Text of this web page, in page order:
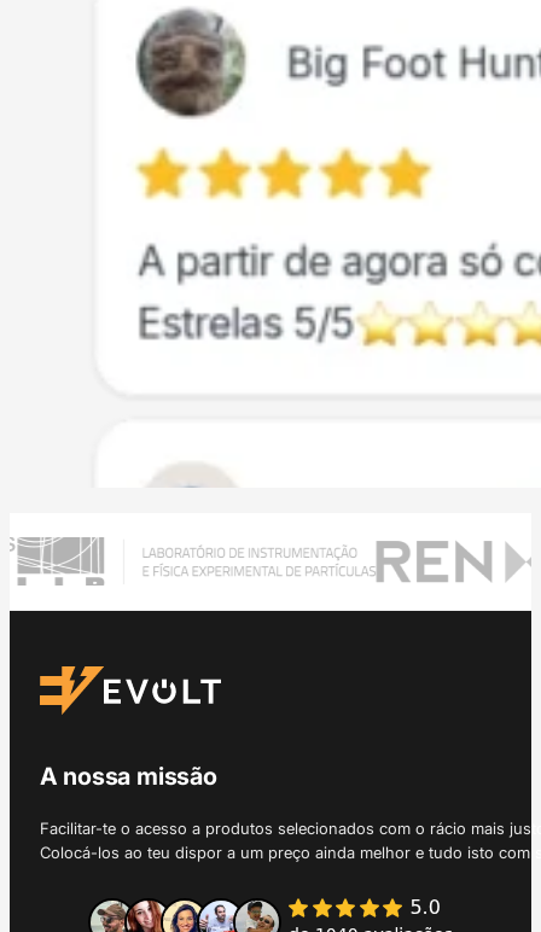
A nossa missão
Facilitar-te o acesso a produtos selecionados com o rácio mais
Colocá-los ao teu dispor a um preço ainda melhor e tudo isto